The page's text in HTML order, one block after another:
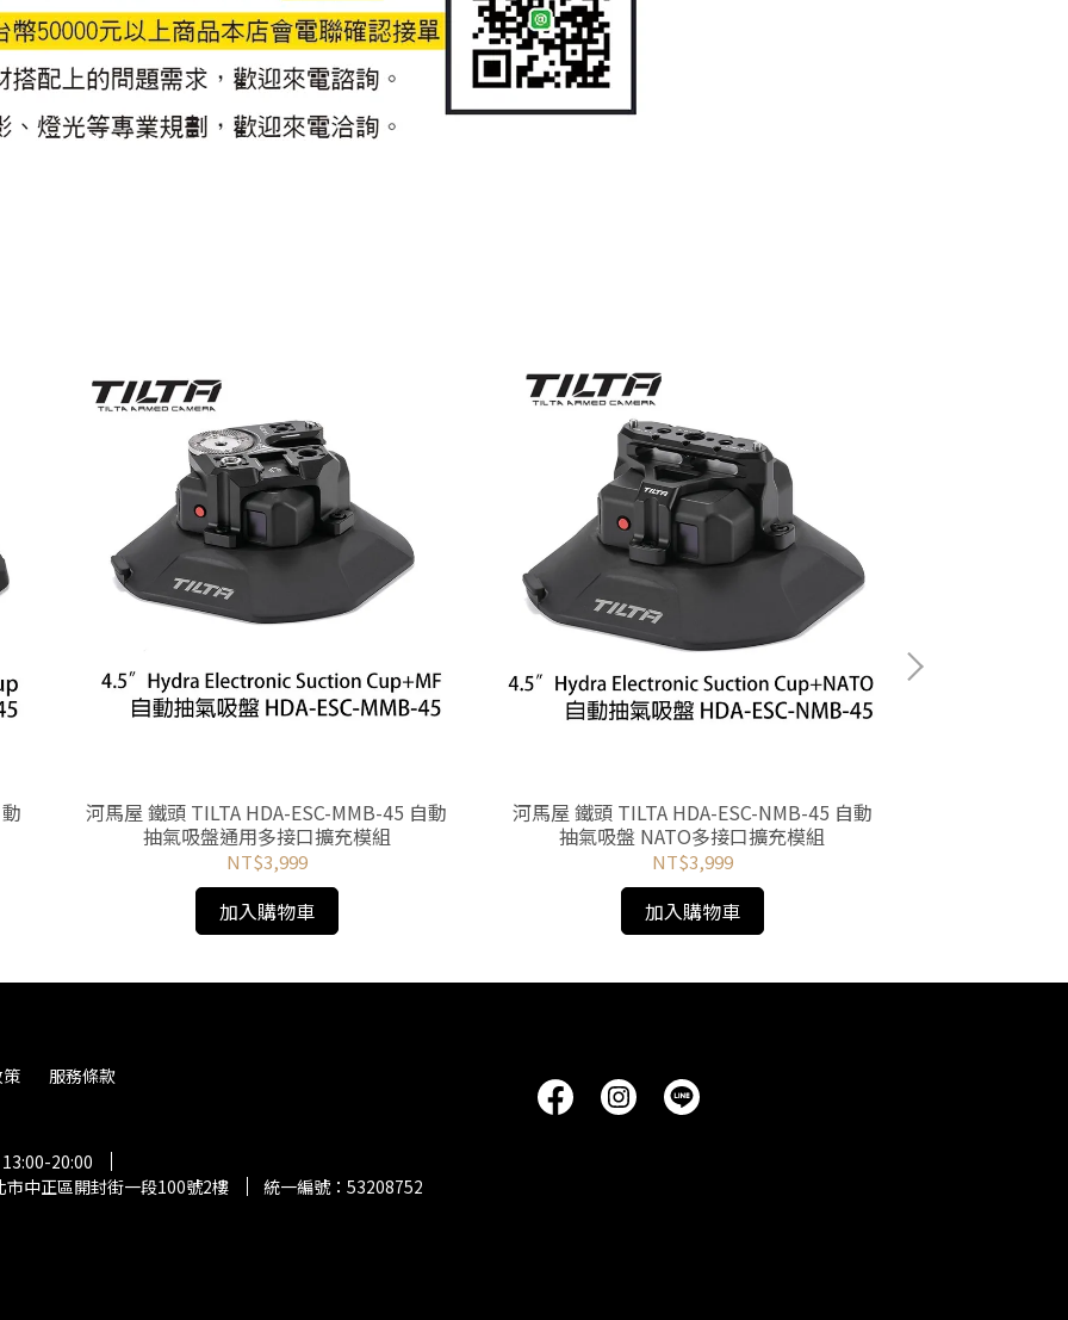
河馬屋 鐵頭 TILTA HDA-ESC-MMB-45 自動
抽氣吸盤通用多接口擴充模組
NT$3,999
加入購物車
河馬屋 鐵頭 TILTA HDA-ESC-NMB-45 自動
抽氣吸盤 NATO多接口擴充模組
NT$3,999
加入購物車
服務條款
20:00
市中正區開封街一段100號2樓
統一編號：53208752